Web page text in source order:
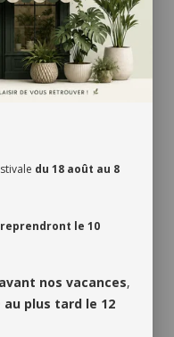
MONTRÉAL, RIVE
COMMANDES
EN LIGNE
du 18 août au 8
le 10
avant nos vacances,
au plus tard le 12